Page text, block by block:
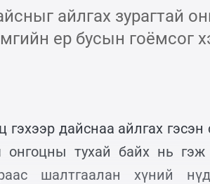
айлгах зурагтай
ер бусын гоёмсог
гэхээр дайснаа айлгах
онгоцны тухай байх нь
шалтгаалан хүний